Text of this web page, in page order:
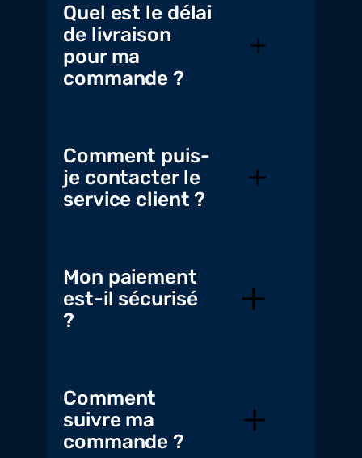
Quel est le délai
de livraison
pour ma
commande ?
Comment puis-
je contacter le
service client ?
Mon paiement
est-il sécurisé
?
Comment
suivre ma
commande ?